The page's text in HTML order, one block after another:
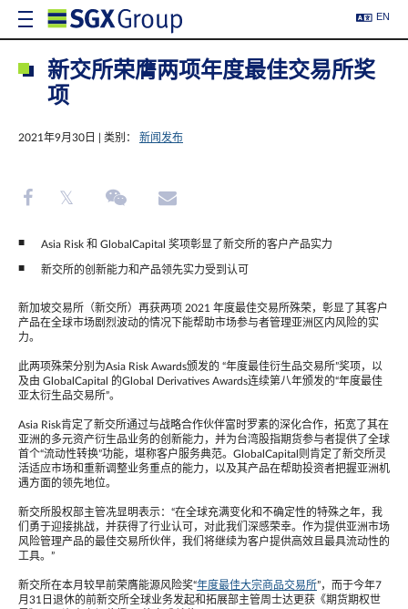
EN
新交所荣膺两项年度最佳交易所奖
项
2021年9月30日 | 类别： 新闻发布
Asia Risk 和 GlobalCapital 奖项彰显了新交所的客户产品实力
新交所的创新能力和产品领先实力受到认可
新加坡交易所（新交所）再获两项 2021 年度最佳交易所殊荣，彰显了其客户
产品在全球市场剧烈波动的情况下能帮助市场参与者管理亚洲区内风险的实
力。
此两项殊荣分别为Asia Risk Awards颁发的 “年度最佳衍生品交易所”奖项，以
及由 GlobalCapital 的Global Derivatives Awards连续第八年颁发的“年度最佳
亚太衍生品交易所”。
Asia Risk肯定了新交所通过与战略合作伙伴富时罗素的深化合作，拓宽了其在
亚洲的多元资产衍生品业务的创新能力，并为台湾股指期货参与者提供了全球
首个“流动性转换”功能，堪称客户服务典范。GlobalCapital则肯定了新交所灵
活适应市场和重新调整业务重点的能力，以及其产品在帮助投资者把握亚洲机
遇方面的领先地位。
新交所股权部主管冼显明表示：“在全球充满变化和不确定性的特殊之年，我
们勇于迎接挑战，并获得了行业认可，对此我们深感荣幸。作为提供亚洲市场
风险管理产品的最佳交易所伙伴，我们将继续为客户提供高效且最具流动性的
工具。”
新交所在本月较早前荣膺能源风险奖“年度最佳大宗商品交易所”，而于今年7
月31日退休的前新交所全球业务发起和拓展部主管周士达更获《期货期权世